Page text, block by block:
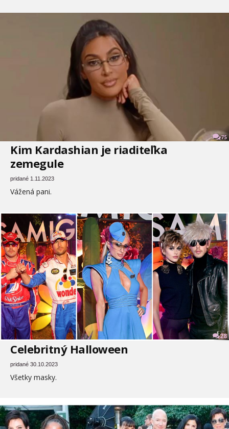
75
Kim Kardashian je riaditeľka
zemegule
pridané 1.11.2023
Vážená pani.
28
Celebritný Halloween
pridané 30.10.2023
Všetky masky.